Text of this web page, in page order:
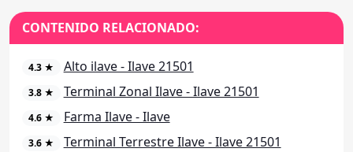
CONTENIDO RELACIONADO:
4.3 ★ Alto ilave - Ilave 21501
3.8 ★ Terminal Zonal Ilave - Ilave 21501
4.6 ★ Farma Ilave - Ilave
3.6 ★ Terminal Terrestre Ilave - Ilave 21501